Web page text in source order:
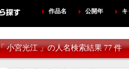
作品名 公開年
小宮光江 」の人名検索結果 77 件